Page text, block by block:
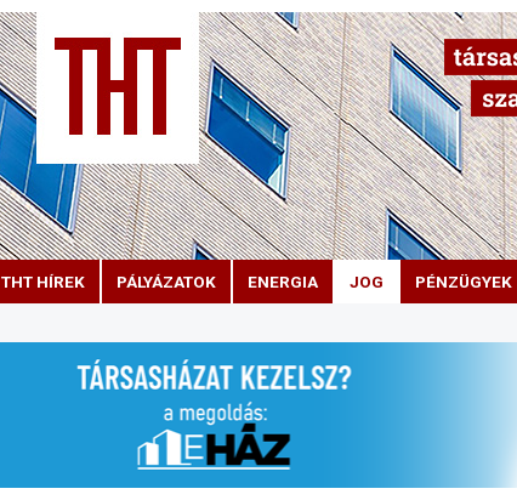
THT HÍREK PÁLYÁZATOK ENERGIA JOG PÉNZÜGYEK